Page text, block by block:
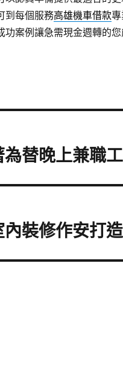
到每個服務高雄機車借款
功案例讓急需現金週轉的
替晚上兼職
裝修作安打